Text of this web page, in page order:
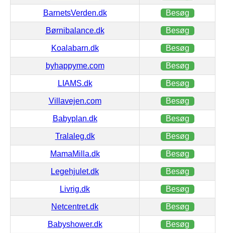
BarnetsVerden.dk Besøg
Børnibalance.dk Besøg
Koalabarn.dk Besøg
byhappyme.com Besøg
LIAMS.dk Besøg
Villavejen.com Besøg
Babyplan.dk Besøg
Tralaleg.dk Besøg
MamaMilla.dk Besøg
Legehjulet.dk Besøg
Livrig.dk Besøg
Netcentret.dk Besøg
Babyshower.dk Besøg